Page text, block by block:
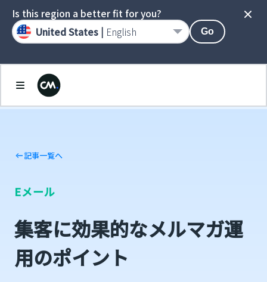
記事一覧へ
Eメール
集客に効果的なメルマガ運
用のポイント
Is this region a better fit for you?
United States | English Go